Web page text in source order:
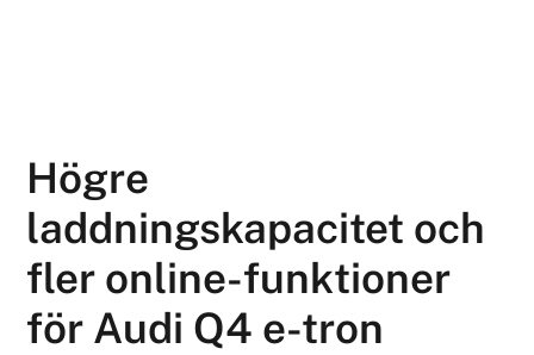
Högre
laddningskapacitet och
fler online-funktioner
för Audi Q4 e-tron